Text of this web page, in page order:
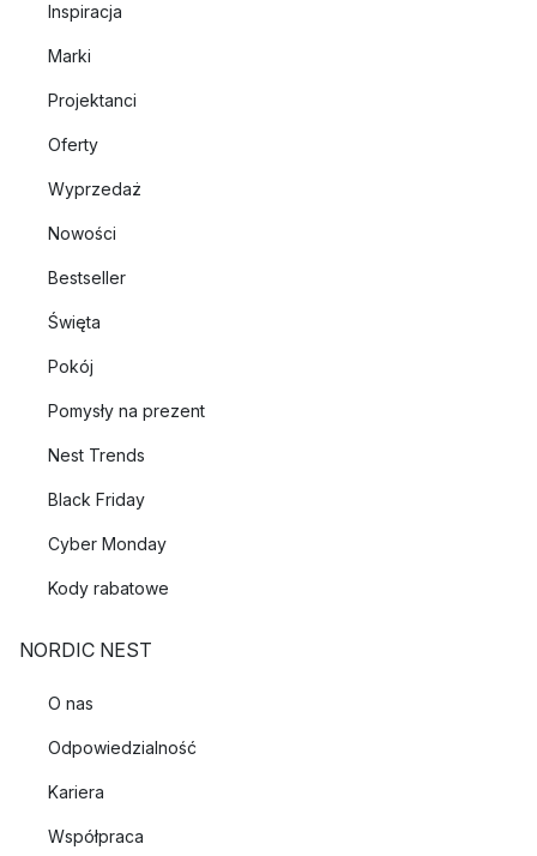
Inspiracja
Marki
Projektanci
Oferty
Wyprzedaż
Nowości
Bestseller
Święta
Pokój
Pomysły na prezent
Nest Trends
Black Friday
Cyber Monday
Kody rabatowe
NORDIC NEST
O nas
Odpowiedzialność
Kariera
Współpraca